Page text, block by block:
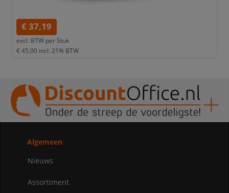
€ 37,19
excl. BTW per Stuk
€ 45,00 incl. 21% BTW
Algemeen
Nieuws
Assortiment